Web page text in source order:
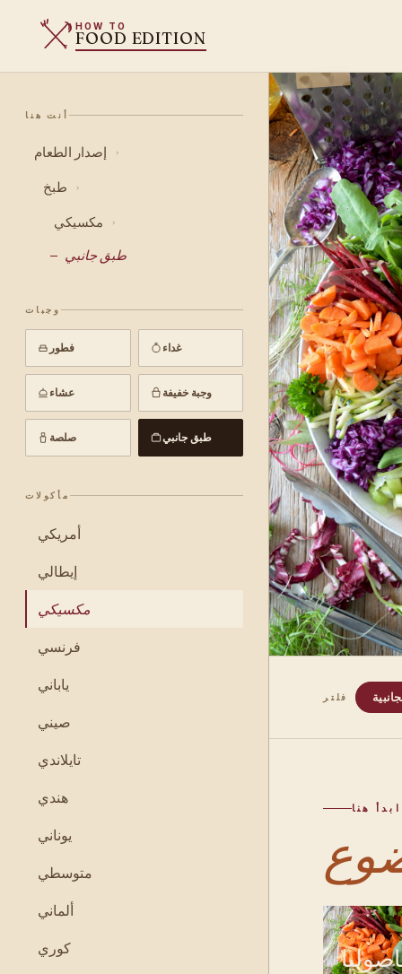
HOW TO
FOOD EDITION
أنت هنا
إصدار الطعام ›
طبخ ›
مكسيكي ›
طبق جانبي
وجبات
فطور غداء
عشاء وجبة خفيفة
صلصة طبق جانبي
مأكولات
أمريكي
إيطالي
مكسيكي
فرنسي
ياباني
صيني
تايلاندي
هندي
يوناني
متوسطي
ألماني
كوري
فلتر
ابدأ هنا